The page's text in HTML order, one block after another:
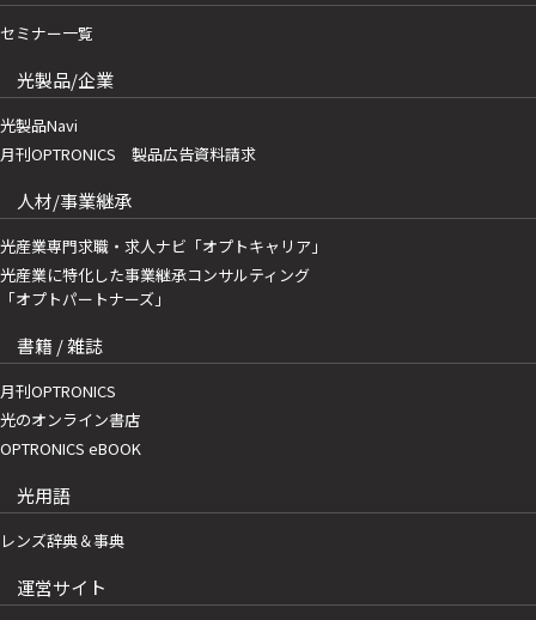
セミナー一覧
光製品/企業
光製品Navi
月刊OPTRONICS 製品広告資料請求
人材/事業継承
光産業専門求職・求人ナビ「オプトキャリア」
光産業に特化した事業継承コンサルティング
「オプトパートナーズ」
書籍 / 雑誌
月刊OPTRONICS
光のオンライン書店
OPTRONICS eBOOK
光用語
レンズ辞典＆事典
運営サイト